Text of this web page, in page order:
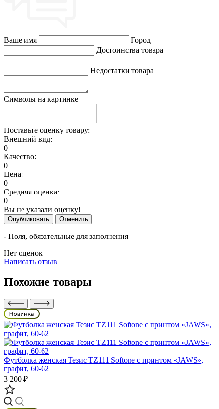
Ваше имя
Город
Достоинства товара
Недостатки товара
Символы на картинке
Поставьте оценку товару:
Внешний вид:
0
Качество:
0
Цена:
0
Средняя оценка:
0
Вы не указали оценку!
Опубликовать Отменить
- Поля, обязательные для заполнения
Нет оценок
Написать отзыв
Похожие товары
Футболка женская Тезис TZ111 Softone с принтом «JAWS»,
графит, 60-62
3 200 ₽